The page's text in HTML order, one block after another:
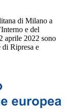
di Milano a
e del
aprile 2022 sono
di Ripresa e